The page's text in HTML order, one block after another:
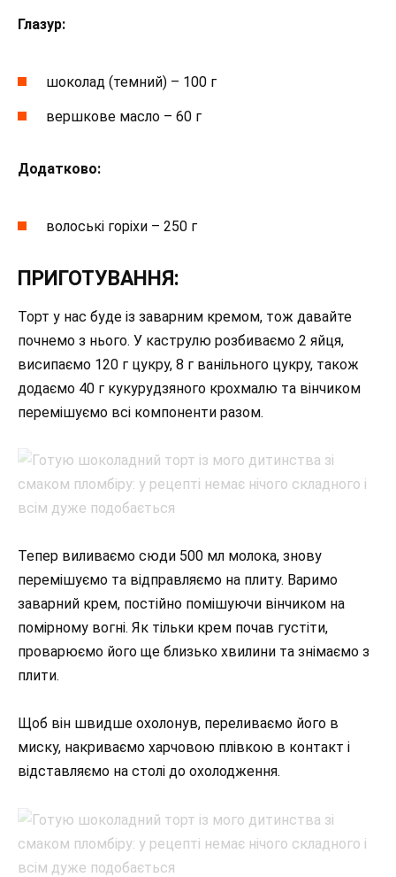
Глазур:
шоколад (темний) – 100 г
вершкове масло – 60 г
Додатково:
волоські горіхи – 250 г
ПРИГОТУВАННЯ:
Торт у нас буде із заварним кремом, тож давайте
почнемо з нього. У каструлю розбиваємо 2 яйця,
висипаємо 120 г цукру, 8 г ванільного цукру, також
додаємо 40 г кукурудзяного крохмалю та вінчиком
перемішуємо всі компоненти разом.
Тепер виливаємо сюди 500 мл молока, знову
перемішуємо та відправляємо на плиту. Варимо
заварний крем, постійно помішуючи вінчиком на
помірному вогні. Як тільки крем почав густіти,
проварюємо його ще близько хвилини та знімаємо з
плити.
Щоб він швидше охолонув, переливаємо його в
миску, накриваємо харчовою плівкою в контакт і
відставляємо на столі до охолодження.